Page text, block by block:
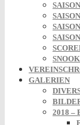
GALERIEN
2018 –